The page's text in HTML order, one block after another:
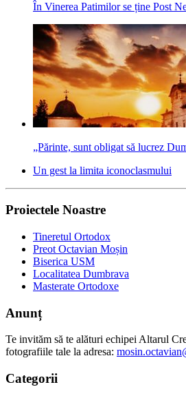
În Vinerea Patimilor se ține Post
„Părinte, sunt obligat să lucrez
Un gest la limita iconoclasmului
Proiectele Noastre
Tineretul Ortodox
Preot Octavian Moșin
Biserica USM
Localitatea Dumbrava
Masterate Ortodoxe
Anunț
Te invităm să te alături echipei Altarul
fotografiile tale la adresa:
Categorii